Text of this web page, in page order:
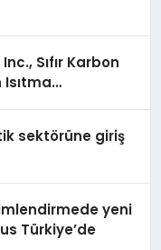
Sıfır Karbon
Isıtma
sektörüne giriş
yeni
Türkiye’de